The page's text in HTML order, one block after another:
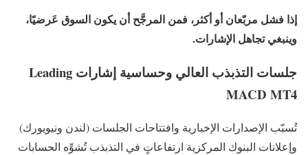
إذا فشل مربّعان أو أكثر، فمن المرجَّح أن يكون السوق عَرضيًا،
وينبغي تجاهل الإشارات.
جلسات التذبذب العالي وحساسية إشارات Leading
MACD MT4
تُسبّب الإصدارات الإخبارية وافتتاحات الجلسات (لندن ونيويورك)
وإعلانات البنوك المركزية ارتفاعاتٍ في التذبذب تُشوِّه الحسابات